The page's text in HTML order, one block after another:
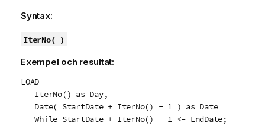
Syntax:
IterNo( )
Exempel och resultat:
LOAD
IterNo() as Day,
Date( StartDate + IterNo() - 1 ) as Date
While StartDate + IterNo() - 1 <= EndDate;